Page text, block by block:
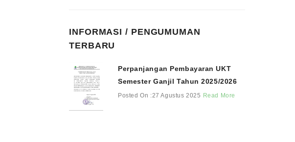
INFORMASI / PENGUMUMAN
TERBARU
Perpanjangan Pembayaran UKT
Semester Ganjil Tahun 2025/2026
Posted On :27 Agustus 2025 Read More